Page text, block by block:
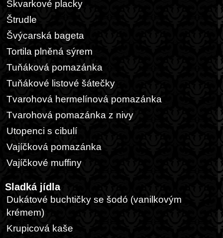
Škvarkové placky
Štrudle
Švýcarská bageta
Tortila plněná sýrem
Tuňáková pomazánka
Tuňákové listové šátečky
Tvarohová hermelínová pomazánka
Tvarohová pomazánka z nivy
Utopenci s cibulí
Vajíčková pomazánka
Vajíčkové muffiny
Sladká jídla
Dukátové buchtičky se šodó (vanilkovým
krémem)
Krupicová kaše